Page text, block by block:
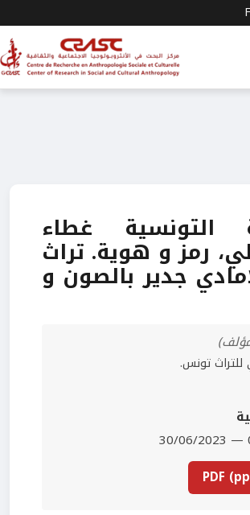
التونسية غطاء
رمز و هوية. تراث
جدير بالصون و
تونس.
PDF